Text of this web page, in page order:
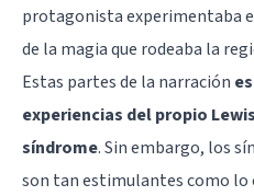
protagonista experimentaba
de la magia que rodeaba la
Estas partes de la narración
experiencias del propio
síndrome. Sin embargo, los
son tan estimulantes como lo